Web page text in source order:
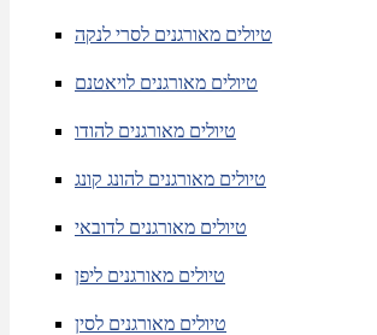
טיולים מאורגנים לסרי לנקה
טיולים מאורגנים לויאטנם
טיולים מאורגנים להודו
טיולים מאורגנים להונג קונג
טיולים מאורגנים לדובאי
טיולים מאורגנים ליפן
טיולים מאורגנים לסין